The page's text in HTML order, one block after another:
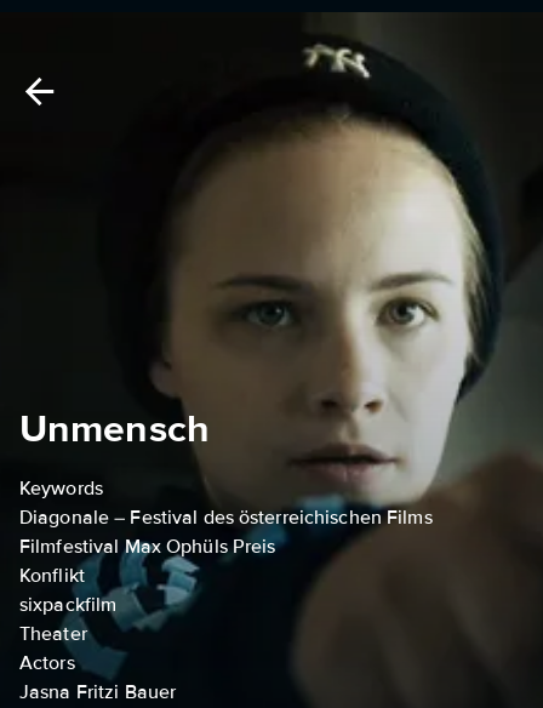
Unmensch
Keywords
Diagonale – Festival des österreichischen Films
Filmfestival Max Ophüls Preis
Konflikt
sixpackfilm
Theater
Actors
Jasna Fritzi Bauer